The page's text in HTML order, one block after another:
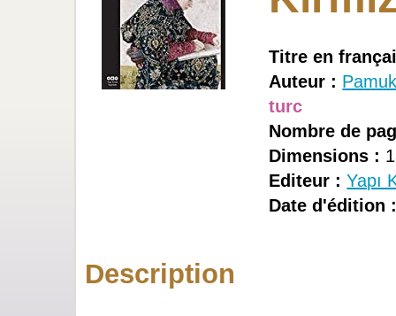
Titre en
Auteur :
turc
Nombre de
Dimensions :
Editeur :Yapı
Date d'édition
Description